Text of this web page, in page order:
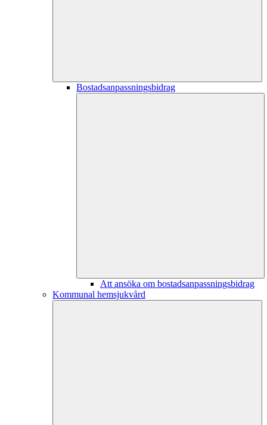
Bostadsanpassningsbidrag
Att ansöka om bostadsanpassningsbidrag
Kommunal hemsjukvård